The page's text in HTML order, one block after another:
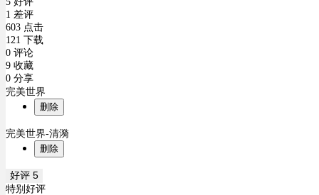
1 差评
603 点击
121 下载
0 评论
9 收藏
0 分享
完美世界
删除
完美世界-清漪
删除
好评 5
特别好评